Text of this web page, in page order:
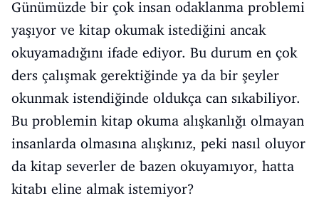
Günümüzde bir çok insan odaklanma problemi
yaşıyor ve kitap okumak istediğini ancak
okuyamadığını ifade ediyor. Bu durum en çok
ders çalışmak gerektiğinde ya da bir şeyler
okunmak istendiğinde oldukça can sıkabiliyor.
Bu problemin kitap okuma alışkanlığı olmayan
insanlarda olmasına alışkınız, peki nasıl oluyor
da kitap severler de bazen okuyamıyor, hatta
kitabı eline almak istemiyor?